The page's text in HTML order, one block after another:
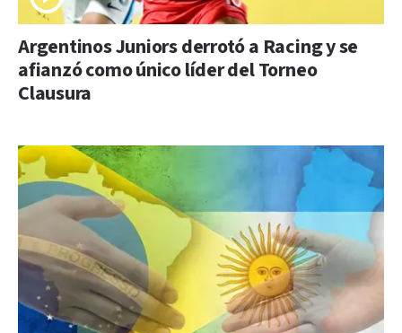
Argentinos Juniors derrotó a Racing y se
afianzó como único líder del Torneo
Clausura